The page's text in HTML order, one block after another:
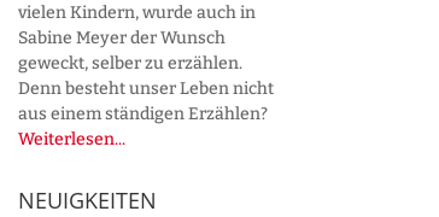
vielen Kindern, wurde auch in
Sabine Meyer der Wunsch
geweckt, selber zu erzählen.
Denn besteht unser Leben nicht
aus einem ständigen Erzählen?
Weiterlesen...
NEUIGKEITEN